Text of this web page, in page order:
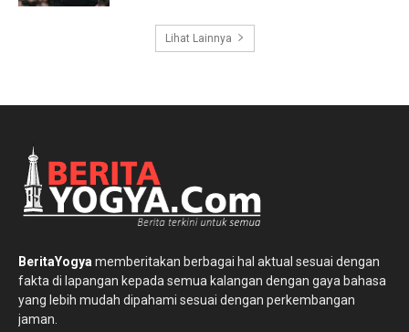
Lihat Lainnya
BeritaYogya memberitakan berbagai hal aktual sesuai dengan
fakta di lapangan kepada semua kalangan dengan gaya bahasa
yang lebih mudah dipahami sesuai dengan perkembangan
jaman.